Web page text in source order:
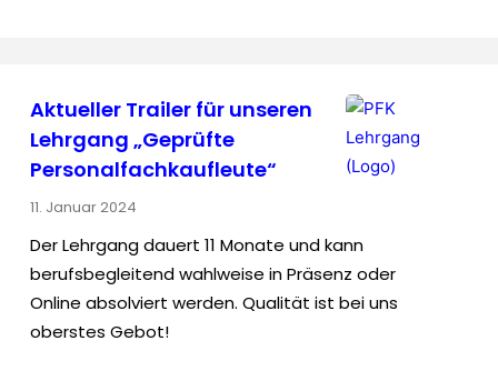
Aktueller Trailer für unseren
Lehrgang „Geprüfte
Personal­fach­kaufleute“
11. Januar 2024
Der Lehrgang dauert 11 Monate und kann
berufsbegleitend wahlweise in Präsenz oder
Online absolviert werden. Qualität ist bei uns
oberstes Gebot!